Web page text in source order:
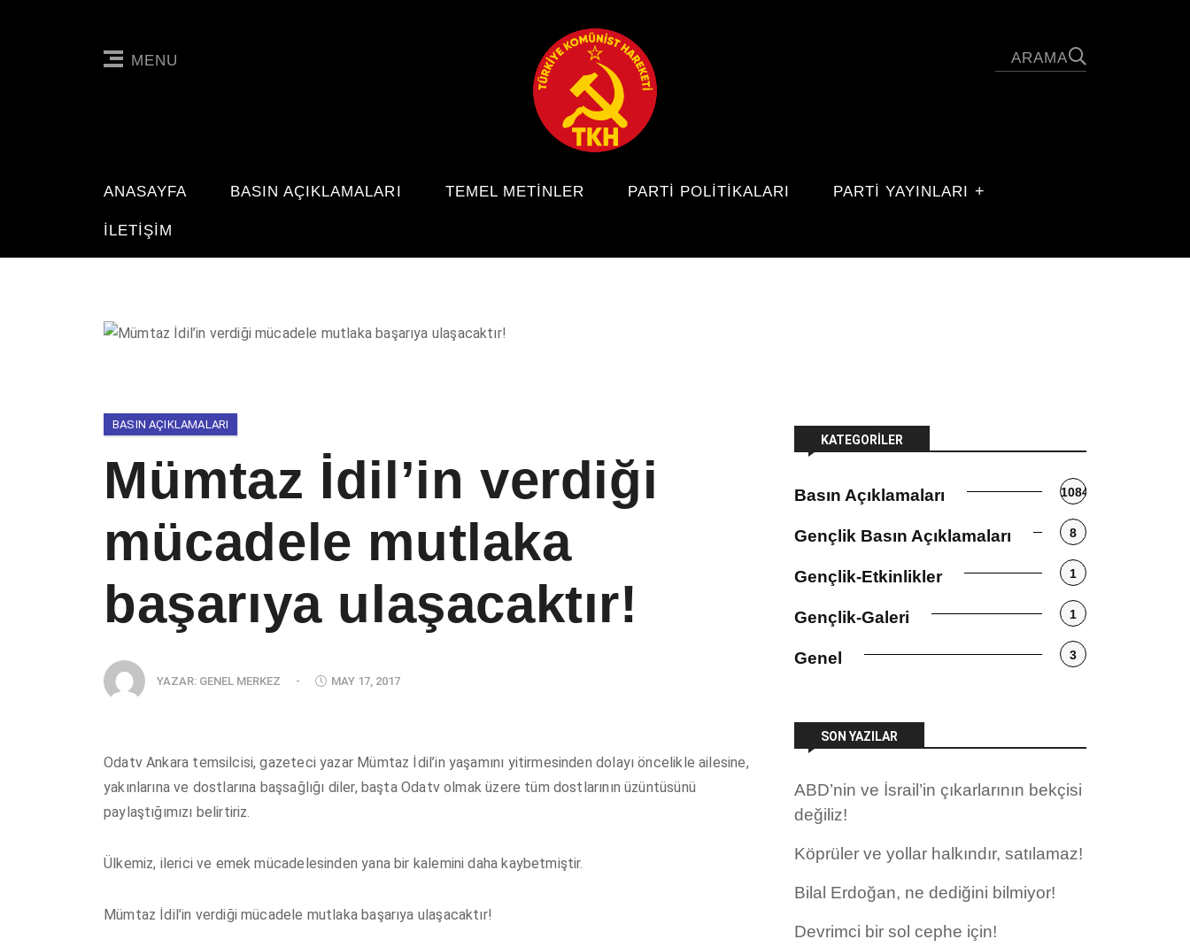
MENU
ANASAYFA BASIN AÇIKLAMALARI TEMEL METINLER PARTI POLITIKALARI PARTİ YAYINLARI
İLETIŞIM
BASIN AÇIKLAMALARI
Mümtaz İdil’in verdiği
mücadele mutlaka
başarıya ulaşacaktır!
YAZAR: GENEL MERKEZ - MAY 17, 2017
Odatv Ankara temsilcisi, gazeteci yazar Mümtaz İdil’in yaşamını yitirmesinden dolayı öncelikle ailesine,
yakınlarına ve dostlarına başsağlığı diler, başta Odatv olmak üzere tüm dostlarının üzüntüsünü
paylaştığımızı belirtiriz.
Ülkemiz, ilerici ve emek mücadelesinden yana bir kalemini daha kaybetmiştir.
Mümtaz İdil’in verdiği mücadele mutlaka başarıya ulaşacaktır!
KATEGORILER
Basın Açıklamaları 1084
Gençlik Basın Açıklamaları 8
Gençlik-Etkinlikler 1
Gençlik-Galeri 1
Genel 3
SON YAZILAR
ABD’nin ve İsrail’in çıkarlarının bekçisi
değiliz!
Köprüler ve yollar halkındır, satılamaz!
Bilal Erdoğan, ne dediğini bilmiyor!
Devrimci bir sol cephe için!